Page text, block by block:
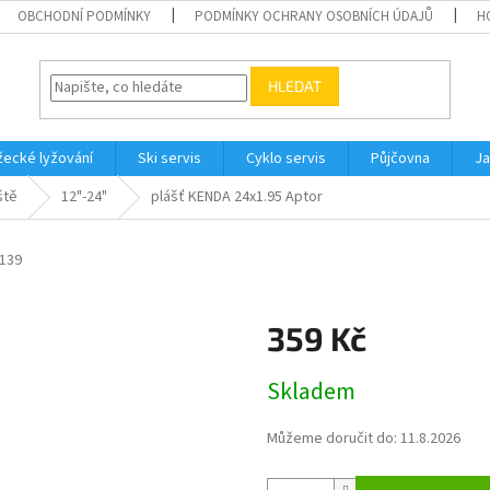
OBCHODNÍ PODMÍNKY PODMÍNKY OCHRANY OSOBNÍCH ÚDAJŮ
HLEDAT
lyžování Ski servis Cyklo servis Půjčovna
12"-24" plášť KENDA 24x1.95 Aptor
359 Kč
cena:
Skladem
Můžeme doručit do: 11.8.2026